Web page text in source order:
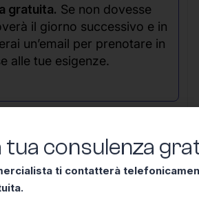
gratuita. Se non dovesse
il giorno successivo e in
un’email per prenotare in
alle tue esigenze.
– Tutto Quello
tua consulenza
ti contatterà